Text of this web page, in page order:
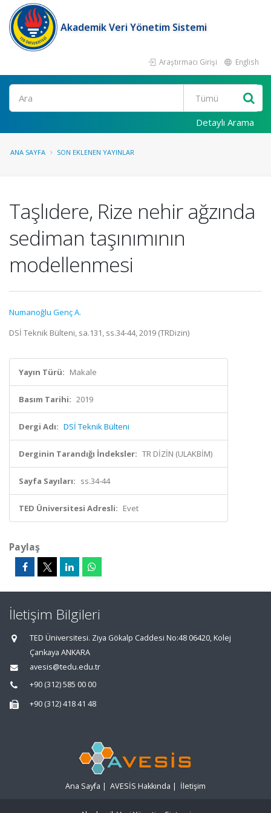
Akademik Veri Yönetim Sistemi
Araştırmacı Girişi English
Ara
Detaylı Arama
ANA SAYFA SON EKLENEN YAYINLAR
Taşlıdere, Rize nehir ağzında
sediman taşınımının
modellenmesi
Numanoğlu Genç A.
DSİ Teknik Bülteni, sa.131, ss.34-44, 2019 (TRDizin)
Yayın Türü: Makale
Basım Tarihi: 2019
Dergi Adı: DSİ Teknik Bülteni
Derginin Tarandığı İndeksler: TR DİZİN (ULAKBİM)
Sayfa Sayıları: ss.34-44
TED Üniversitesi Adresli: Evet
Paylaş
İletişim Bilgileri
TED Üniversitesi. Ziya Gökalp Caddesi No:48 06420, Kolej
Çankaya ANKARA
avesis@tedu.edu.tr
+90 (312) 585 00 00
+90 (312) 418 41 48
Ana Sayfa | AVESİS Hakkında | İletişim